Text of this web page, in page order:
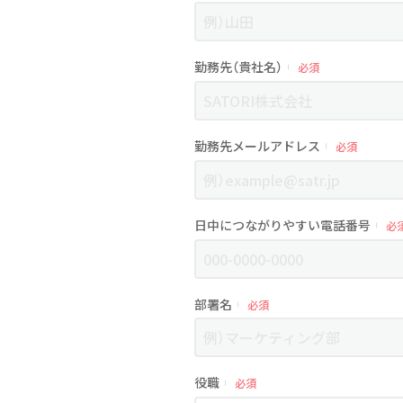
勤務先（貴社名） 必須
勤務先メールアドレス 必須
日中につながりやすい電話番号 必
部署名 必須
役職 必須